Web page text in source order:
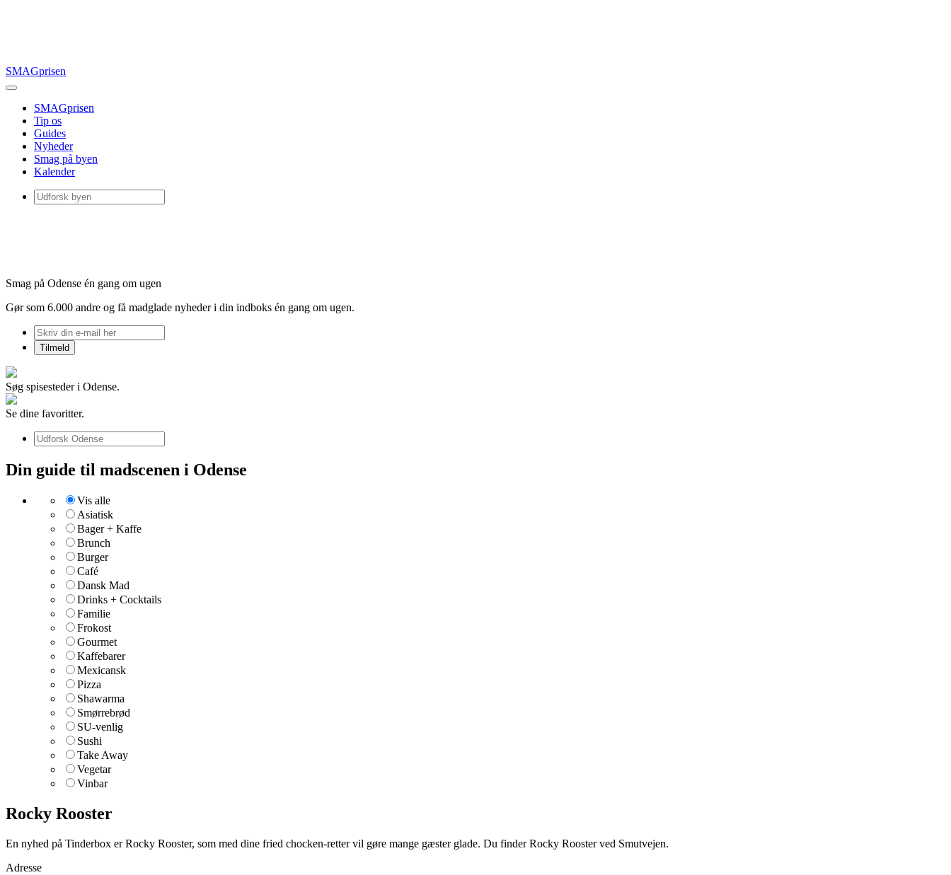
SMAGprisen
SMAGprisen
Tip os
Guides
Nyheder
Smag på byen
Kalender
Smag på Odense én gang om ugen
Gør som 6.000 andre og få madglade nyheder i din indboks én gang om ugen.
Søg spisesteder i Odense.
Se dine favoritter.
Din guide til madscenen i Odense
Vis alle
Asiatisk
Bager + Kaffe
Brunch
Burger
Café
Dansk Mad
Drinks + Cocktails
Familie
Frokost
Gourmet
Kaffebarer
Mexicansk
Pizza
Shawarma
Smørrebrød
SU-venlig
Sushi
Take Away
Vegetar
Vinbar
Rocky Rooster
En nyhed på Tinderbox er Rocky Rooster, som med dine fried chocken-retter vil gøre mange gæster glade. Du finder Rocky Rooster ved Smutvejen.
Adresse